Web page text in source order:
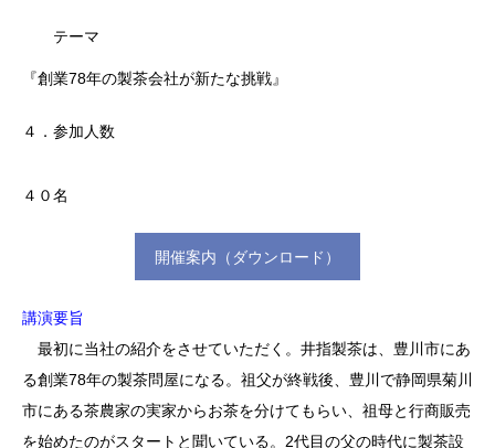
テーマ
『創業78年の製茶会社が新たな挑戦』
４．参加人数
４０名
開催案内（ダウンロード）
講演要旨
最初に当社の紹介をさせていただく。井指製茶は、豊川市にあ
る創業78年の製茶問屋になる。祖父が終戦後、豊川で静岡県菊川
市にある茶農家の実家からお茶を分けてもらい、祖母と行商販売
を始めたのがスタートと聞いている。2代目の父の時代に製茶設